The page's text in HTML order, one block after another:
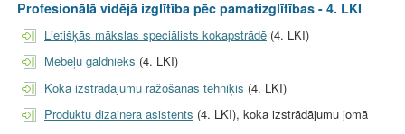
p
a
s
a
u
l
e
Profesionālā vidējā izglītība pēc pamatizglītības - 4. LKI
Lietišķās mākslas speciālists kokapstrādē (4. LKI)
Mēbeļu galdnieks (4. LKI)
Koka izstrādājumu ražošanas tehniķis (4. LKI)
Produktu dizainera asistents (4. LKI), koka izstrādājumu jomā